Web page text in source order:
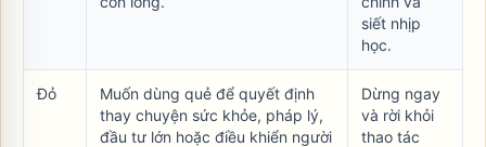
siết nhịp
học.
Đỏ
Muốn dùng quẻ để quyết định
thay chuyện sức khỏe, pháp lý,
đầu tư lớn hoặc điều khiển người
Dừng ngay
và rời khỏi
thao tác